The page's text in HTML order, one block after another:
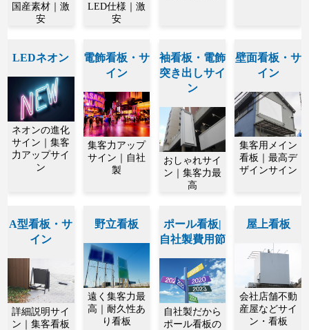
国産素材｜激
安
LED仕様｜激
安
LEDネオン
ネオンの進化
サイン｜集客
力アップサイ
ン
電飾看板・サ
イン
集客力アップ
サイン｜自社
製
袖看板・電飾
突き出しサイ
ン
おしゃれサイ
ン｜集客力最
高
壁面看板・サ
イン
集客用メイン
看板｜最高デ
ザインサイン
A型看板・サ
イン
詳細説明サイ
ン｜集客看板
野立看板
遠く集客力最
高｜耐久性あ
り看板
ポール看板|
自社製費用節
自社製だから
ポール看板の
屋上看板
会社店舗不動
産屋などサイ
ン・看板